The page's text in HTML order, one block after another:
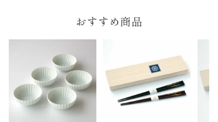
包装紙について
B.婚礼や出産、長寿祝などに使用する包装紙です。
A
B
おすすめ商品